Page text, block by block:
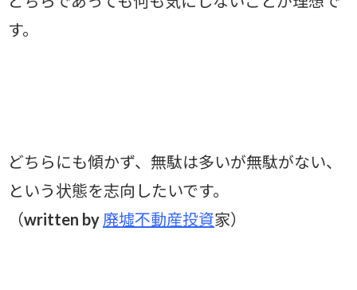
す。
どちらにも傾かず、無駄は多いが無駄がない、
という状態を志向したいです。
（written by 廃墟不動産投資家）